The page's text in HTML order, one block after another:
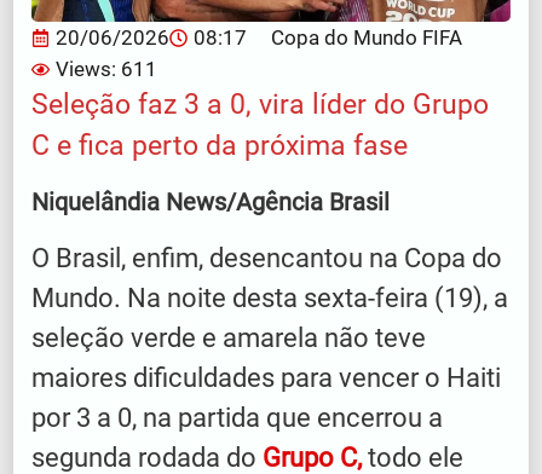
20/06/2026 08:17
Copa do Mundo FIFA
Views: 611
Seleção faz 3 a 0, vira líder do Grupo
C e fica perto da próxima fase
Niquelândia News/Agência Brasil
O Brasil, enfim, desencantou na Copa do
Mundo. Na noite desta sexta-feira (19), a
seleção verde e amarela não teve
maiores dificuldades para vencer o Haiti
por 3 a 0, na partida que encerrou a
segunda rodada do Grupo C,todo ele